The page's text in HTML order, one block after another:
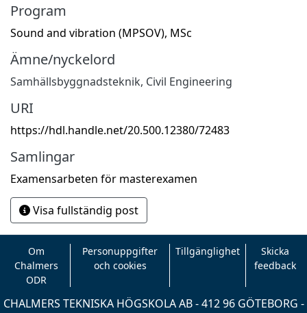
Program
Sound and vibration (MPSOV), MSc
Ämne/nyckelord
Samhällsbyggnadsteknik, Civil Engineering
URI
https://hdl.handle.net/20.500.12380/72483
Samlingar
Examensarbeten för masterexamen
Visa fullständig post
Om
Chalmers
ODR
Personuppgifter
och cookies
Tillgänglighet
Skicka
feedback
CHALMERS TEKNISKA HÖGSKOLA AB - 412 96 GÖTEBORG -